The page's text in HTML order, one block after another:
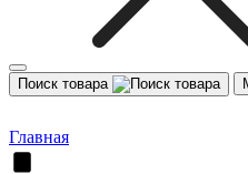
Поиск товара
Главная